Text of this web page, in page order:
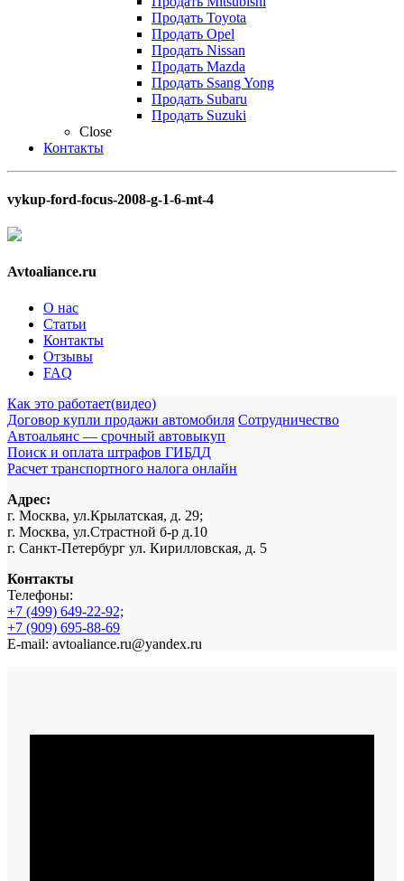
Продать Toyota
Продать Opel
Продать Nissan
Продать Mazda
Продать Ssang Yong
Продать Subaru
Продать Suzuki
Close
Контакты
vykup-ford-focus-2008-g-1-6-mt-4
Avtoaliance.ru
О нас
Статьи
Контакты
Отзывы
FAQ
Как это работает(видео)
Договор купли продажи автомобиля Сотрудничество
Автоальянс — срочный автовыкуп
Поиск и оплата штрафов ГИБДД
Расчет транспортного налога онлайн
Адрес:
г. Москва, ул.Крылатская, д. 29;
г. Москва, ул.Страстной б-р д.10
г. Санкт-Петербург ул. Кирилловская, д. 5
Контакты
Телефоны:
+7 (499) 649-22-92;
+7 (909) 695-88-69
E-mail: avtoaliance.ru@yandex.ru